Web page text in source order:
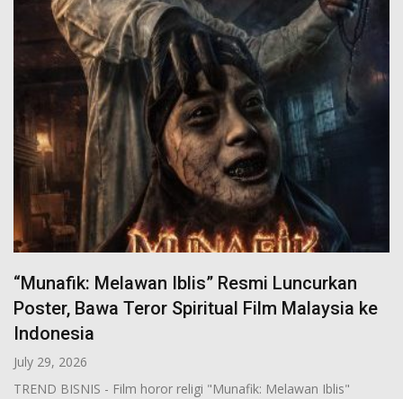
“Munafik: Melawan Iblis” Resmi Luncurkan
Poster, Bawa Teror Spiritual Film Malaysia ke
Indonesia
July 29, 2026
TREND BISNIS - Film horor religi "Munafik: Melawan Iblis"